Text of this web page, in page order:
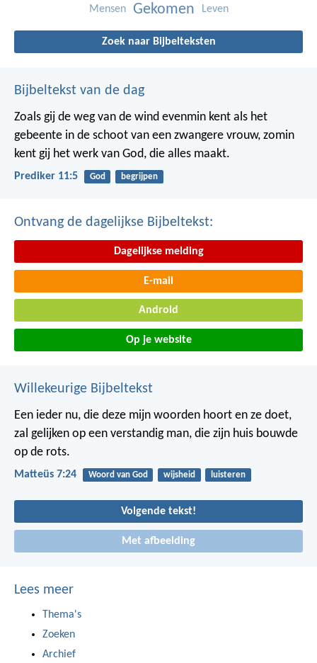
Mensen Gekomen Leven
Zoek naar Bijbelteksten
Bijbeltekst van de dag
Zoals gij de weg van de wind evenmin kent als het
gebeente in de schoot van een zwangere vrouw, zomin
kent gij het werk van God, die alles maakt.
Prediker 11:5 God begrijpen
Ontvang de dagelijkse Bijbeltekst:
Dagelijkse melding
E-mail
Android
Op je website
Willekeurige Bijbeltekst
Een ieder nu, die deze mijn woorden hoort en ze doet,
zal gelijken op een verstandig man, die zijn huis bouwde
op de rots.
Matteüs 7:24 Woord van God wijsheid luisteren
Volgende tekst!
Met afbeelding
Lees meer
Thema's
Zoeken
Archief